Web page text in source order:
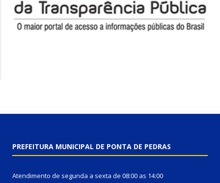
PREFEITURA MUNICIPAL DE PONTA DE PEDRAS
Atendimento de segunda a sexta de 08:00 as 14:00